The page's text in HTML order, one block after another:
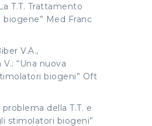
T.T. Trattamento
Med Franc
V.A.,
“Una nuova
biogeni” Oft
problema della T.T. e
stimolatori biogeni”